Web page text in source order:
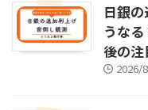
日銀
うな
後の
2026/